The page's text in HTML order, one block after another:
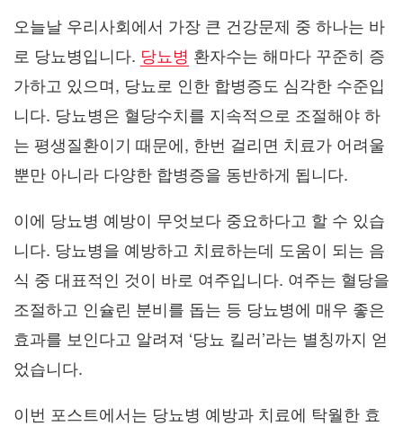
오늘날 우리사회에서 가장 큰 건강문제 중 하나는 바
로 당뇨병입니다. 당뇨병 환자수는 해마다 꾸준히 증
가하고 있으며, 당뇨로 인한 합병증도 심각한 수준입
니다. 당뇨병은 혈당수치를 지속적으로 조절해야 하
는 평생질환이기 때문에, 한번 걸리면 치료가 어려울
뿐만 아니라 다양한 합병증을 동반하게 됩니다.
이에 당뇨병 예방이 무엇보다 중요하다고 할 수 있습
니다. 당뇨병을 예방하고 치료하는데 도움이 되는 음
식 중 대표적인 것이 바로 여주입니다. 여주는 혈당을
조절하고 인슐린 분비를 돕는 등 당뇨병에 매우 좋은
효과를 보인다고 알려져 ‘당뇨 킬러’라는 별칭까지 얻
었습니다.
이번 포스트에서는 당뇨병 예방과 치료에 탁월한 효